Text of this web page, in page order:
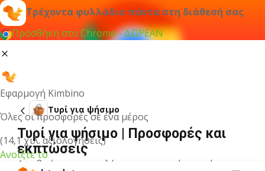
Τρέχοντα φυλλάδια πάντα στη διάθεσή σας
Προσθήκη στο Chrome - ΔΩΡΕΑΝ
Εφαρμογή Kimbino
Όλες οι προσφορές σε ένα μέρος
(14,1 χιλ. αξιολογήσεις)
Ανοίξτε το
Τυρί για ψήσιμο
Τυρί για ψήσιμο | Προσφορές και
εκπτώσεις
Δεν βρήκαμε αποτελέσματα για αυτόν τον όρο.